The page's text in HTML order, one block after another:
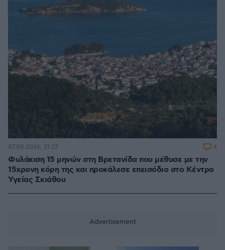
Φυλάκιση 15 μηνών στη Βρετανίδα που μέθυσε με την
15χρονη κόρη της και προκάλεσε επεισόδιο στο Κέντρο
Υγείας Σκιάθου
07.08.2026, 21:27 4